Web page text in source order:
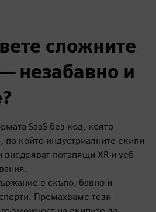
сложните
незабавно и
SaaS без код, която
който индустриалните екипи
внедряват потапящи XR и уеб
е скъпо, бавно и
Премахваме тези